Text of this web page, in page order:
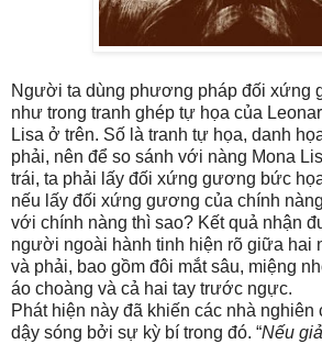
Người ta dùng phương pháp đối xứng
như trong tranh ghép tự họa của
Lisa ở trên. Số là tranh tự họa, danh
phải, nên để so sánh với nàng Mona
trái, ta phải lấy đối xứng gương bức
nếu lấy đối xứng gương của chính
với chính nàng thì sao? Kết quả nhận
người ngoài hành tinh hiện rõ giữa hai
và phải, bao gồm đôi mắt sâu, miệng
áo choàng và cả hai tay trước ngực.
Phát hiện này đã khiến các nhà
dậy sóng bởi sự kỳ bí trong đó. “Nếu